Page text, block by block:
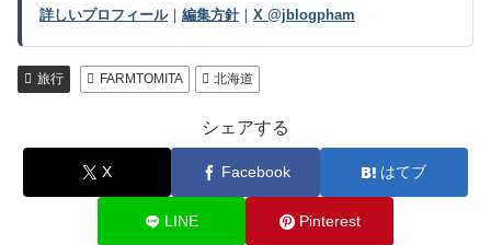
詳しいプロフィール｜ 編集方針 ｜ X @jblogpham
旅行 FARMTOMITA 北海道
シェアする
X Facebook はてブ
LINE Pinterest